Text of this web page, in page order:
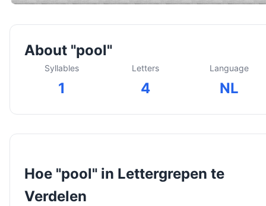
About "pool"
Syllables
1
Letters
4
Language
NL
Hoe "pool" in Lettergrepen te
Verdelen